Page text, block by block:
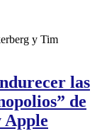
las
de
Apple